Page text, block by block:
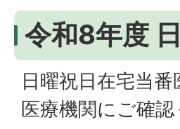
令和8年度
日曜祝日在宅当
医療機関にご確認